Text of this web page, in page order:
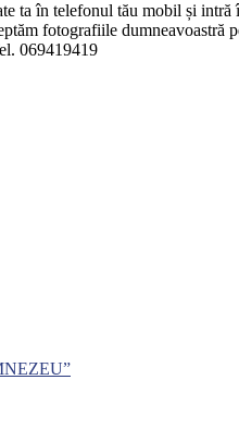
ta în telefonul tău mobil și
fotografiile
069419419